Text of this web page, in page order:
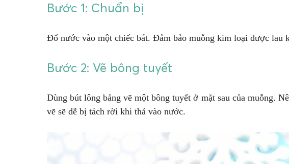
Bước 1: Chuẩn bị
Đổ nước vào một chiếc bát. Đảm bảo muỗng kim loại được lau
Bước 2: Vẽ bông tuyết
Dùng bút lông bảng vẽ một bông tuyết ở mặt sau của muỗng.
vẽ sẽ dễ bị tách rời khi thả vào nước.